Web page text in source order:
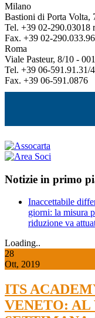
Milano
Bastioni di Porta Volta,
Tel. +39 02-290.03018
Fax. +39 02-290.033.96
Roma
Viale Pasteur, 8/10 -
Tel. +39 06-591.91.31/
Fax. +39 06-591.0876
Notizie in primo
Inaccettabile
giorni: la misura
riduzione va
Loading..
28
Ott, 2019
ITS
VENETO: AL